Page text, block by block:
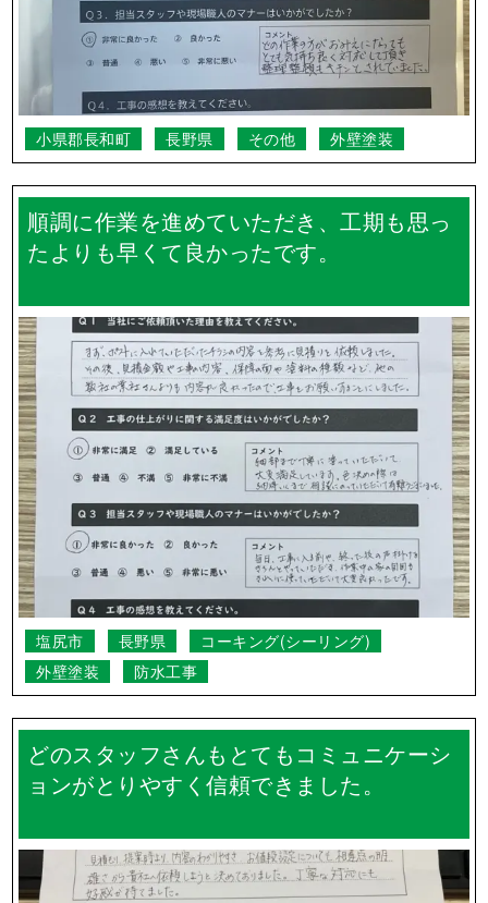
小県郡長和町 長野県 その他 外壁塗装
順調に作業を進めていただき、工期も思っ
たよりも早くて良かったです。
塩尻市 長野県
コーキング(シーリング)
外壁塗装
防水工事
どのスタッフさんもとてもコミュニケーシ
ョンがとりやすく信頼できました。